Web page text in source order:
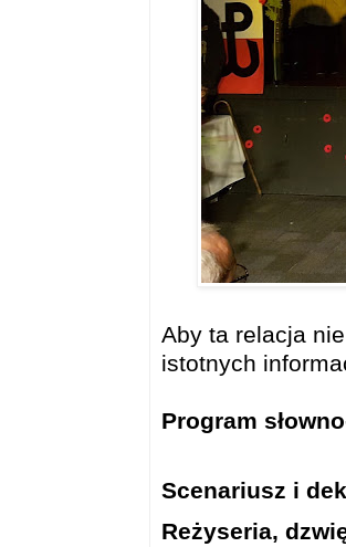
Aby ta relacja
istotnych
Program
Scenariusz i
Reżyseria,